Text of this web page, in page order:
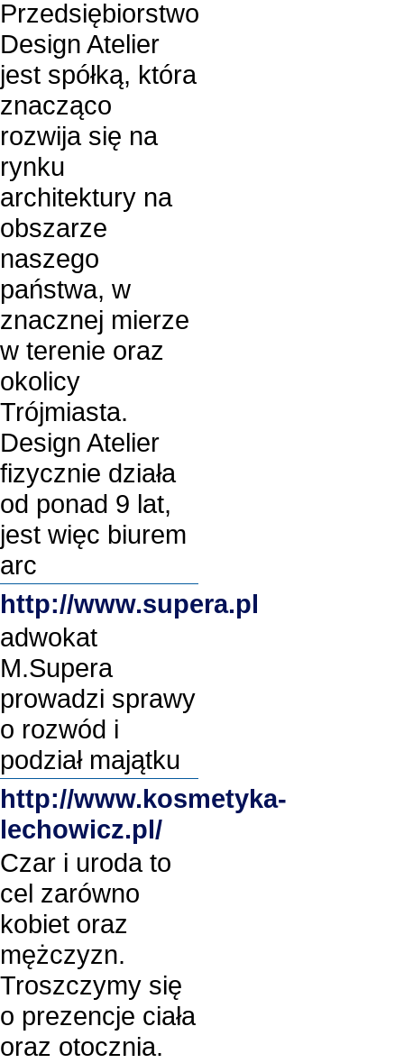
Przedsiębiorstwo
Design Atelier
jest spółką, która
znacząco
rozwija się na
rynku
architektury na
obszarze
naszego
państwa, w
znacznej mierze
w terenie oraz
okolicy
Trójmiasta.
Design Atelier
fizycznie działa
od ponad 9 lat,
jest więc biurem
arc
http://www.supera.pl
adwokat
M.Supera
prowadzi sprawy
o rozwód i
podział majątku
http://www.kosmetyka-
lechowicz.pl/
Czar i uroda to
cel zarówno
kobiet oraz
mężczyzn.
Troszczymy się
o prezencje ciała
oraz otocznia.